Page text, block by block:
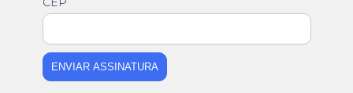
ENVIAR ASSINATURA